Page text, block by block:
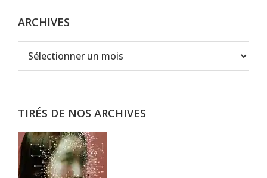
ARCHIVES
TIRÉS DE NOS ARCHIVES